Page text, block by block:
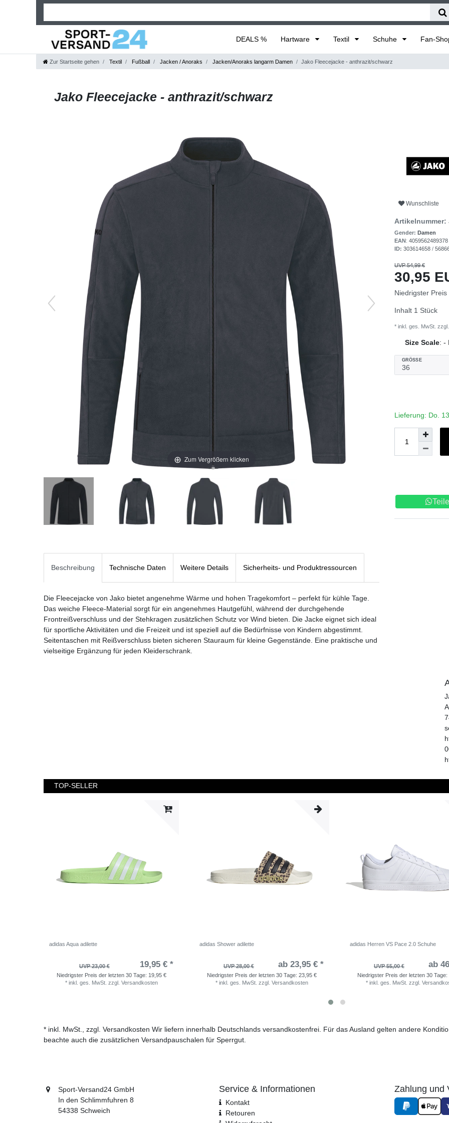
DEALS % Hartware Textil Schuhe Fan-
Zur Startseite gehen Textil Fußball Jacken / Anoraks Jacken/Anoraks langarm Damen Jako Fleecejacke - anthrazit/schwarz
Jako Fleecejacke - anthrazit/schwarz
Zum Vergrößern klicken
Wunschliste
Artikelnummer:
Gender: Damen
EAN: 4059562489378
ID: 303614658 /
UVP 54,99 €
30,95
Niedrigster
Inhalt 1 Stück
* inkl. ges. MwSt. zzgl.
Size Scale: -
GRÖSSE
Lieferung: Do.
Beschreibung Technische Daten Weitere Details Sicherheits- und Produktressourcen
Die Fleecejacke von Jako bietet angenehme Wärme und hohen Tragekomfort – perfekt für kühle Tage.
Das weiche Fleece-Material sorgt für ein angenehmes Hautgefühl, während der durchgehende
Frontreißverschluss und der Stehkragen zusätzlichen Schutz vor Wind bieten. Die Jacke eignet sich ideal
für sportliche Aktivitäten und die Freizeit und ist speziell auf die Bedürfnisse von Kindern abgestimmt.
Seitentaschen mit Reißverschluss bieten sicheren Stauraum für kleine Gegenstände. Eine praktische und
vielseitige Ergänzung für jeden Kleiderschrank.
TOP-SELLER
adidas Aqua adilette
UVP 23,00 € 19,95 € *
Niedrigster Preis der letzten 30 Tage: 19,95 €
* inkl. ges. MwSt. zzgl. Versandkosten
adidas Shower adilette
UVP 28,00 € ab 23,95 € *
Niedrigster Preis der letzten 30 Tage: 23,95 €
* inkl. ges. MwSt. zzgl. Versandkosten
adidas Herren VS Pace 2.0 Schuhe
UVP 55,00 € ab
Niedrigster Preis der letzten 30 Tage:
* inkl. ges. MwSt. zzgl.
* inkl. MwSt., zzgl. Versandkosten Wir liefern innerhalb Deutschlands versandkostenfrei. Für das Ausland gelten andere
beachte auch die zusätzlichen Versandpauschalen für Sperrgut.
Sport-Versand24 GmbH
In den Schlimmfuhren 8
54338 Schweich
Service & Informationen
Kontakt
Retouren
Zahlung und